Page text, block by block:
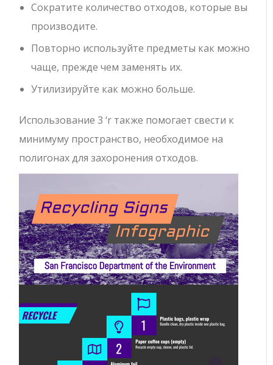
Сократите количество отходов, которые вы
производите.
Повторно используйте предметы как можно
чаще, прежде чем заменять их.
Утилизируйте как можно больше.
Использование 3 ‘r также помогает свести к
минимуму пространство, необходимое на
полигонах для захоронения отходов.